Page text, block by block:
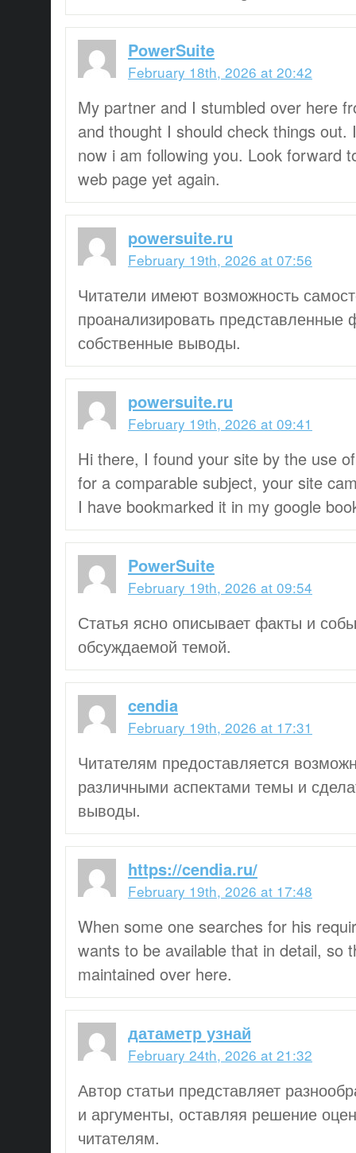
PowerSuite
February 18th, 2026 at 20:42
My partner and I stumbled over here
and thought I should check things out.
now i am following you. Look forward
web page yet again.
powersuite.ru
February 19th, 2026 at 07:56
Читатели имеют возможность
проанализировать представленные
собственные выводы.
powersuite.ru
February 19th, 2026 at 09:41
Hi there, I found your site by the use
for a comparable subject, your site
I have bookmarked it in my google
PowerSuite
February 19th, 2026 at 09:54
Статья ясно описывает факты и
обсуждаемой темой.
cendia
February 19th, 2026 at 17:31
Читателям предоставляется
различными аспектами темы и
выводы.
https://cendia.ru/
February 19th, 2026 at 17:48
When some one searches for his
wants to be available that in detail, so
maintained over here.
датаметр узнай
February 24th, 2026 at 21:32
Автор статьи представляет
и аргументы, оставляя решение
читателям.